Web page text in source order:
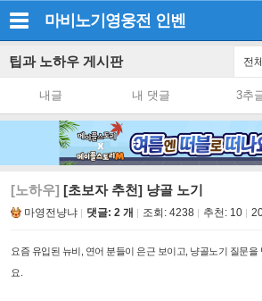
마비노기영웅전 인벤
팁과 노하우 게시판 전
내글 내 댓글 3추
[노하우] [초보자 추천] 냥골 노기
마영전냥냐 댓글: 2 개 조회: 4238 추천: 10
요즘 유입된 뉴비, 연어 분들이 은근 보이고, 냥골노기 질문
요.